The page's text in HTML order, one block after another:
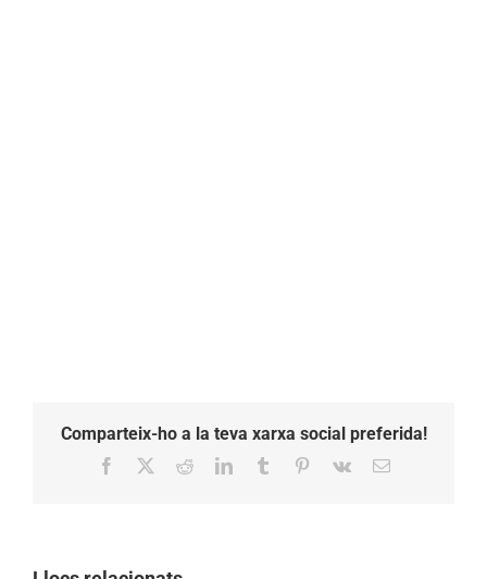
Comparteix-ho a la teva xarxa social preferida!
Facebook RedditLinkedInTumblr Pinterest
Vk Email: